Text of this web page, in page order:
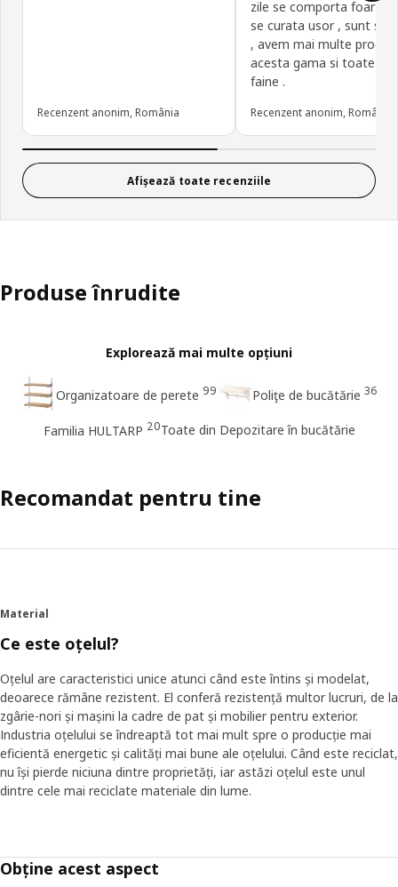
Recenzent anonim, România
zile se comporta foarte
se curata usor , sunt
, avem mai multe
acesta gama si toate
faine .
Recenzent anonim, România
Afișează toate recenziile
Produse înrudite
Explorează mai multe opțiuni
Organizatoare de perete 99 Poliţe de bucătărie 36
Familia HULTARP 20Toate din Depozitare în bucătărie
Recomandat pentru tine
Material
Ce este oțelul?
Oțelul are caracteristici unice atunci când este întins și modelat,
deoarece rămâne rezistent. El conferă rezistență multor lucruri, de la
zgârie-nori și mașini la cadre de pat și mobilier pentru exterior.
Industria oțelului se îndreaptă tot mai mult spre o producție mai
eficientă energetic și calități mai bune ale oțelului. Când este reciclat,
nu își pierde niciuna dintre proprietăți, iar astăzi oțelul este unul
dintre cele mai reciclate materiale din lume.
Obține acest aspect